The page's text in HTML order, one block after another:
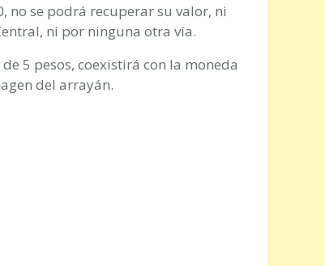
no se podrá recuperar su valor, ni
ni por ninguna otra vía.
5 pesos, coexistirá con la moneda
del arrayán.